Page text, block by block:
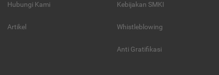
Hubungi Kami
Artikel
Kebijakan SMKI
Whistleblowing
Anti Gratifikasi